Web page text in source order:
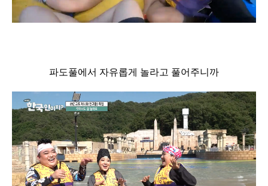
파도풀에서 자유롭게 놀라고 풀어주니까